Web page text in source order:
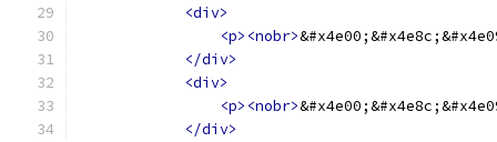
<div>
<p><nobr>
</div>
<div>
<p><nobr>
</div>